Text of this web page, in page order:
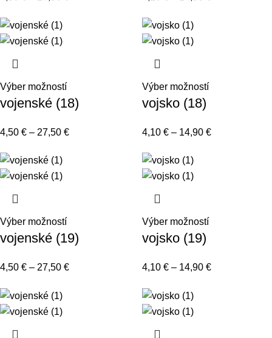
Výber možností
vojenské (18)
4,50 € – 27,50 €
Výber možností
vojsko (18)
4,10 € – 14,90 €
Výber možností
vojenské (19)
4,50 € – 27,50 €
Výber možností
vojsko (19)
4,10 € – 14,90 €